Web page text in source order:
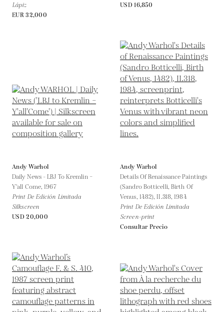
Lápiz
EUR 32,000
USD 16,850
Andy Warhol
Daily News - LBJ To Kremlin –
Y'all Come,1967
Print De Edición Limitada
Silkscreen
USD 20,000
Andy Warhol
Details Of Renaissance Paintings
(Sandro Botticelli, Birth Of
Venus, 1482), II.318,1984
Print De Edición Limitada
Screen-print
Consultar Precio